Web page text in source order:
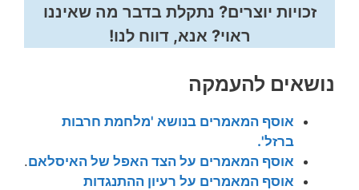
זכויות יוצרים? נתקלת בדבר מה שאיננו
ראוי? אנא, דווח לנו!
נושאים להעמקה
אוסף המאמרים בנושא 'מלחמת חרבות
ברזל'.
אוסף המאמרים על הצד האפל של האיסלאם.
אוסף המאמרים על רעיון ההתנגדות